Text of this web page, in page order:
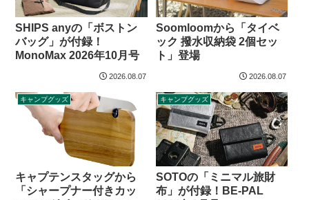
SHIPS anyの「ボストン
バッグ」が付録！
MonoMax 2026年10月号
2026.08.07
Soomloomから「タイベ
ック 撥水収納袋 2個セッ
ト」登場
2026.08.07
キャンプグッズ
キャプテンスタッグから
「シャープナー付きカッ
キャンプグッズ
SOTOの「ミニマル旅財
布」が付録！BE-PAL